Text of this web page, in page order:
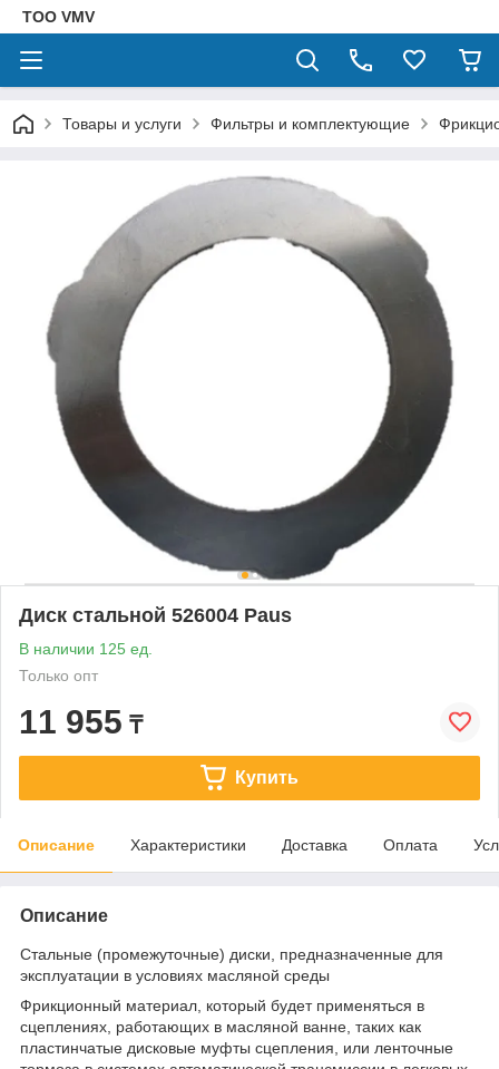
ТОО VMV
Товары и услуги Фильтры и комплектующие
Диск стальной 526004 Paus
В наличии 125 ед.
Только опт
11 955 ₸
Купить
Описание Характеристики Доставка Оплата
Описание
Стальные (промежуточные) диски, предназначенные для
эксплуатации в условиях масляной среды
Фрикционный материал, который будет применяться в
сцеплениях, работающих в масляной ванне, таких как
пластинчатые дисковые муфты сцепления, или ленточные